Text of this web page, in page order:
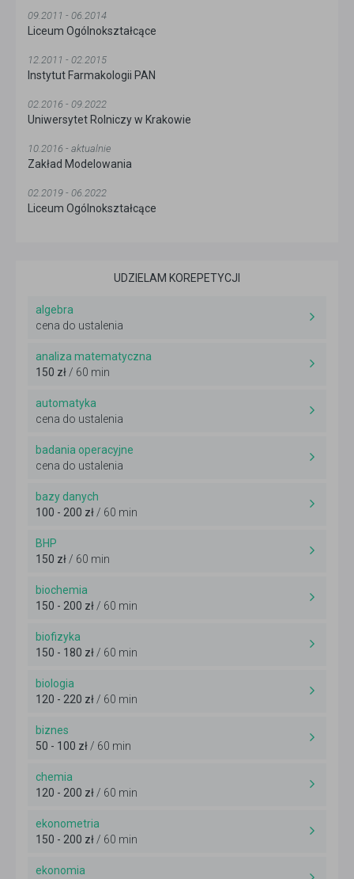
09.2011 - 06.2014
Liceum Ogólnokształcące
12.2011 - 02.2015
Instytut Farmakologii PAN
02.2016 - 09.2022
Uniwersytet Rolniczy w Krakowie
10.2016 - aktualnie
Zakład Modelowania
02.2019 - 06.2022
Liceum Ogólnokształcące
UDZIELAM KOREPETYCJI
algebra
cena do ustalenia
analiza matematyczna
150 zł/ 60 min
automatyka
cena do ustalenia
badania operacyjne
cena do ustalenia
bazy danych
100 - 200 zł/ 60 min
BHP
150 zł/ 60 min
biochemia
150 - 200 zł/ 60 min
biofizyka
150 - 180 zł/ 60 min
biologia
120 - 220 zł/ 60 min
biznes
50 - 100 zł/ 60 min
chemia
120 - 200 zł/ 60 min
ekonometria
150 - 200 zł/ 60 min
ekonomia